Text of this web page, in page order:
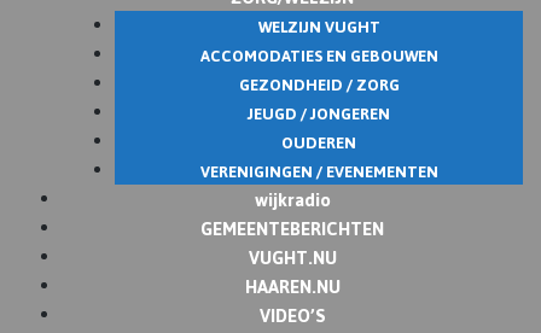
WELZIJN VUGHT
ACCOMODATIES EN GEBOUWEN
GEZONDHEID / ZORG
JEUGD / JONGEREN
OUDEREN
VERENIGINGEN / EVENEMENTEN
wijkradio
GEMEENTEBERICHTEN
VUGHT.NU
HAAREN.NU
VIDEO’S